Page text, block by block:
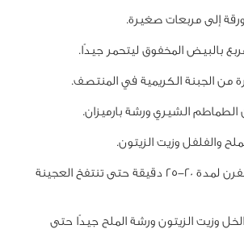
إلى مربعات صغيرة.
بالبيض المخفوق ليتحمر جيدًا.
الجبنة الكريمية في المنتصف.
الشيري ورشة بارميزان.
والفلفل وزيت الزيتون.
نخبز التارتات في الفرن لمدة 20-25 دقيقة حتى تنتفخ العجينة
وزيت الزيتون ورشة الملح جيدًا حتى